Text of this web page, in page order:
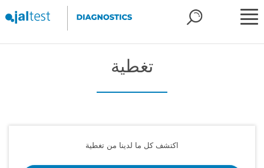
تغطية
اكتشف كل ما لدينا من تغطية